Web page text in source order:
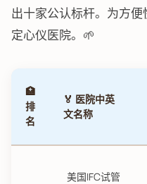
出十家公认标杆。为方
定心仪医院。🌱
🏥
排
名
🏅 医院中英
文名称
美国IFC试管